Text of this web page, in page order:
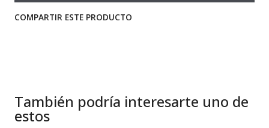
COMPARTIR ESTE PRODUCTO
También podría interesarte uno de
estos